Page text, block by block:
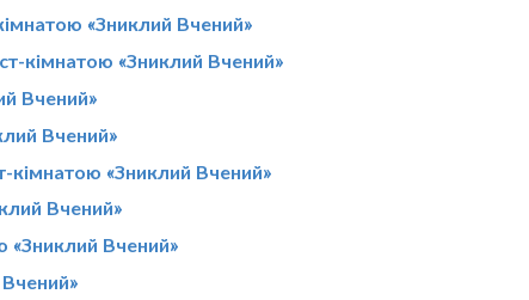
«Зниклий Вчений»
кімнатою «Зниклий Вчений»
Вчений»
Вчений»
кімнатою «Зниклий Вчений»
Вчений»
«Зниклий Вчений»